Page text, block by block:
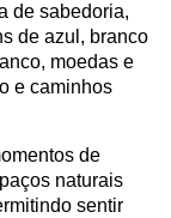
de sabedoria,
de azul, branco
moedas e
e caminhos
de
naturais
sentir